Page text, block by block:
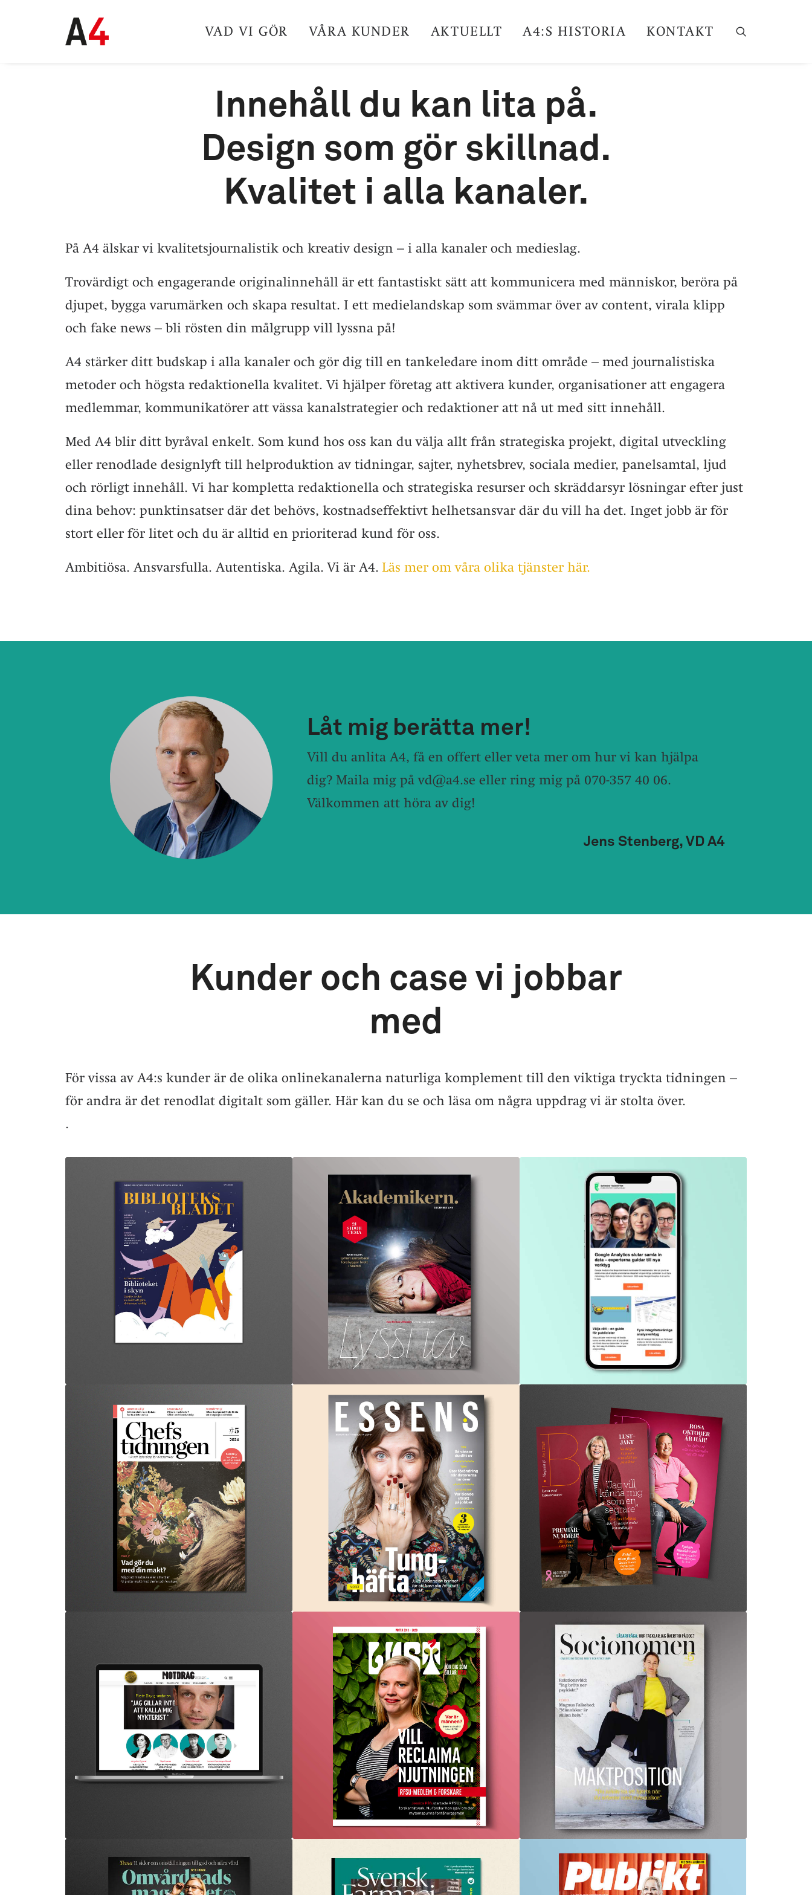
VAD VI GÖR VÅRA KUNDER AKTUELLT A4:S HISTORIA KONTAKT
Innehåll du kan lita på.
Design som gör skillnad.
Kvalitet i alla kanaler.
På A4 älskar vi kvalitetsjournalistik och kreativ design – i alla kanaler och medieslag.
Trovärdigt och engagerande originalinnehåll är ett fantastiskt sätt att kommunicera med människor, beröra på
djupet, bygga varumärken och skapa resultat. I ett medielandskap som svämmar över av content, virala klipp
och fake news – bli rösten din målgrupp vill lyssna på!
A4 stärker ditt budskap i alla kanaler och gör dig till en tankeledare inom ditt område – med journalistiska
metoder och högsta redaktionella kvalitet. Vi hjälper företag att aktivera kunder, organisationer att engagera
medlemmar, kommunikatörer att vässa kanalstrategier och redaktioner att nå ut med sitt innehåll.
Med A4 blir ditt byråval enkelt. Som kund hos oss kan du välja allt från strategiska projekt, digital utveckling
eller renodlade designlyft till helproduktion av tidningar, sajter, nyhetsbrev, sociala medier, panelsamtal, ljud
och rörligt innehåll. Vi har kompletta redaktionella och strategiska resurser och skräddarsyr lösningar efter just
dina behov: punktinsatser där det behövs, kostnadseffektivt helhetsansvar där du vill ha det. Inget jobb är för
stort eller för litet och du är alltid en prioriterad kund för oss.
Ambitiösa. Ansvarsfulla. Autentiska. Agila. Vi är A4. Läs mer om våra olika tjänster här.
Låt mig berätta mer!
Vill du anlita A4, få en offert eller veta mer om hur vi kan hjälpa
dig? Maila mig påvd@a4.se eller ring mig på 070-357 40 06.
Välkommen att höra av dig!
Jens Stenberg, VD A4
Kunder och case vi jobbar
med
För vissa av A4:s kunder är de olika onlinekanalerna naturliga komplement till den viktiga tryckta tidningen –
för andra är det renodlat digitalt som gäller. Här kan du se och läsa om några uppdrag vi är stolta över.
.